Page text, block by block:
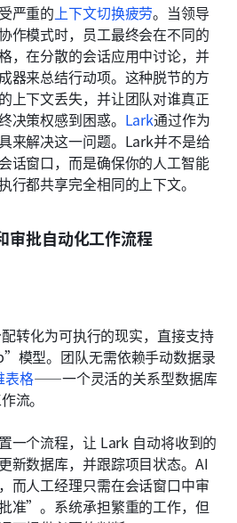
严重的 上下文切换疲劳。当领导
作模式时，员工最终会在不同的
，在分散的会话应用中讨论，并
器来总结行动项。这种脱节的方
上下文丢失，并让团队对谁真正
决策权感到困惑。 Lark通过作为
来解决这一问题。Lark并不是给
话窗口，而是确保你的人工智能
行都共享完全相同的上下文。
审批自动化工作流程
转化为可执行的现实，直接支持
模型。团队无需依赖手动数据录
表格——一个灵活的关系型数据库
流。
一个流程，让 Lark 自动将收到的
新数据库，并跟踪项目状态。AI
而人工经理只需在会话窗口中审
准”。系统承担繁重的工作，但